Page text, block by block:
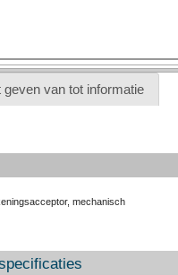
geven van tot informatie
mechanisch